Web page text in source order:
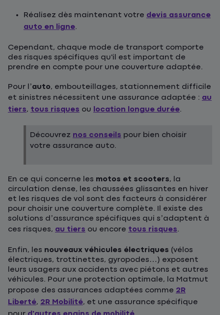
Réalisez dès maintenant votre devis assurance
auto en ligne.
Cependant, chaque mode de transport comporte
des risques spécifiques qu'il est important de
prendre en compte pour une couverture adaptée.
Pour l’auto, embouteillages, stationnement difficile
et sinistres nécessitent une assurance adaptée : au
tiers, tous risques ou location longue durée.
Découvrez nos conseils pour bien choisir
votre assurance auto.
En ce qui concerne les motos et scooters, la
circulation dense, les chaussées glissantes en hiver
et les risques de vol sont des facteurs à considérer
pour choisir une couverture complète. Il existe des
solutions d’assurance spécifiques qui s’adaptent à
ces risques, au tiers ou encore tous risques.
Enfin, les nouveaux véhicules électriques (vélos
électriques, trottinettes, gyropodes…) exposent
leurs usagers aux accidents avec piétons et autres
véhicules. Pour une protection optimale, la Matmut
propose des assurances adaptées comme 2R
Liberté, 2R Mobilité, et une assurance spécifique